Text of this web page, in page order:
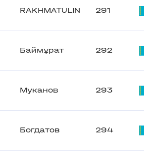
RAKHMATULIN 291
Баймұрат 292
Муканов 293
Богдатов 294